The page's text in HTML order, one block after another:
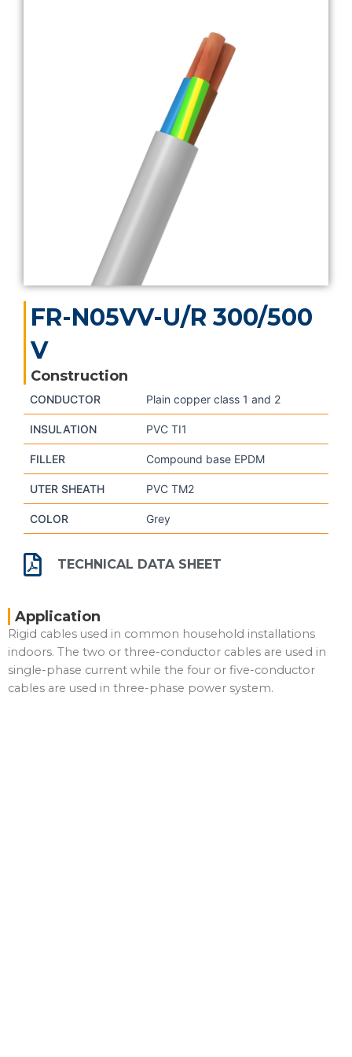
FR-N05VV-U/R 300/500
V
Construction
CONDUCTOR Plain copper class 1 and 2
INSULATION PVC TI1
FILLER Compound base EPDM
UTER SHEATH PVC TM2
COLOR Grey
TECHNICAL DATA SHEET
Application
Rigid cables used in common household installations
indoors. The two or three-conductor cables are used in
single-phase current while the four or five-conductor
cables are used in three-phase power system.